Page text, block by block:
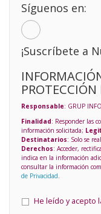
Síguenos en:
¡Suscríbete a
Responsable: GRUP
Finalidad: Responder las
información solicitada;
Destinatarios: Solo se
Derechos: Acceder,
indica en la información
consultar la información
de Privacidad.
He leído y acepto